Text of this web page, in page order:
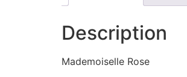
Description
Mademoiselle Rose